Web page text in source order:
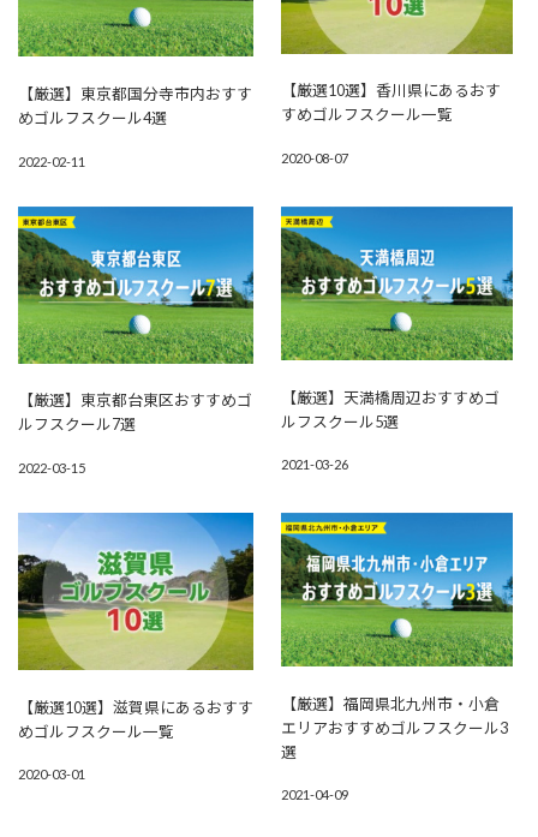
【厳選】東京都国分寺市内おすす
めゴルフスクール4選
2022-02-11
【厳選10選】香川県にあるおす
すめゴルフスクール一覧
2020-08-07
【厳選】東京都台東区おすすめゴ
ルフスクール7選
2022-03-15
【厳選】天満橋周辺おすすめゴ
ルフスクール5選
2021-03-26
【厳選10選】滋賀県にあるおすす
めゴルフスクール一覧
2020-03-01
【厳選】福岡県北九州市・小倉
エリアおすすめゴルフスクール3
選
2021-04-09